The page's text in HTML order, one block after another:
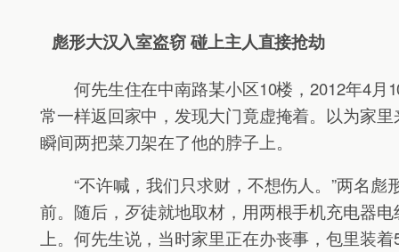
彪形大汉入室盗窃 碰上主人直接抢劫
何先生住在中南路某小区10楼，2012年4月
常一样返回家中，发现大门竟虚掩着。以为家
瞬间两把菜刀架在了他的脖子上。
“不许喊，我们只求财，不想伤人。”两名彪
前。随后，歹徒就地取材，用两根手机充电器
上。何先生说，当时家里正在办丧事，包里装